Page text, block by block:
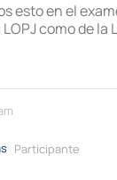
esto en el
como de la
Participante